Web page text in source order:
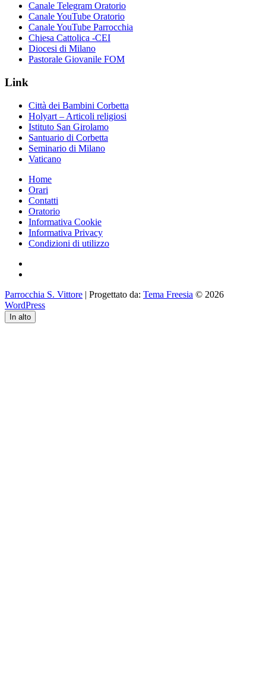
Canale Telegram Oratorio
Canale YouTube Oratorio
Canale YouTube Parrocchia
Chiesa Cattolica -CEI
Diocesi di Milano
Pastorale Giovanile FOM
Link
Città dei Bambini Corbetta
Holyart – Articoli religiosi
Istituto San Girolamo
Santuario di Corbetta
Seminario di Milano
Vaticano
Home
Orari
Contatti
Oratorio
Informativa Cookie
Informativa Privacy
Condizioni di utilizzo
Parrocchia S. Vittore | Progettato da: Tema Freesia © 2026
WordPress
In alto